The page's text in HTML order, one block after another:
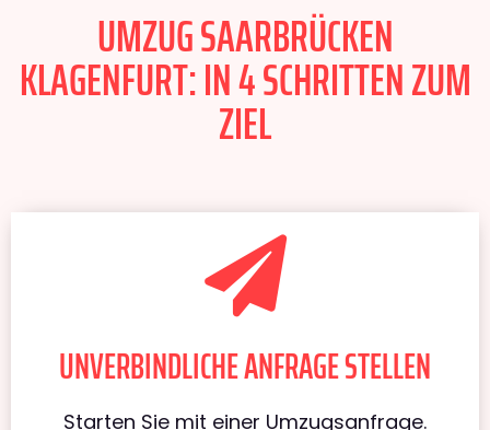
UMZUG SAARBRÜCKEN
KLAGENFURT: IN 4 SCHRITTEN ZUM
ZIEL
UNVERBINDLICHE ANFRAGE STELLEN
Starten Sie mit einer Umzugsanfrage.